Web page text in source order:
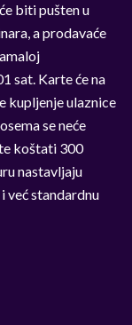
biti pušten u
a prodavaće
sat. Karte će na
kupljenje ulaznice
se neće
koštati 300
nastavljaju
već standardnu